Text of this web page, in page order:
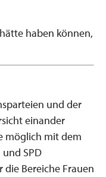
haben können,
und der
einander
möglich mit dem
SPD
Bereiche Frauen